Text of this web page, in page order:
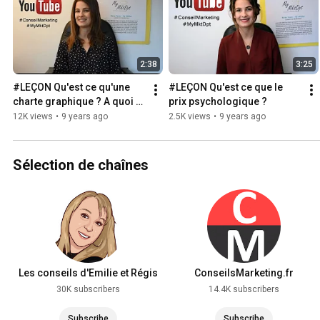
2:38
#LEÇON Qu'est ce qu'une
charte graphique ? A quoi
ça sert ?
12K views • 9 years ago
3:25
#LEÇON Qu'est ce que le
prix psychologique ?
2.5K views • 9 years ago
Sélection de chaînes
Les conseils d'Emilie et Régis
30K subscribers
ConseilsMarketing.fr
14.4K subscribers